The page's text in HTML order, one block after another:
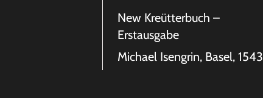
New Kreütterbuch –
Erstausgabe
Michael Isengrin, Basel, 1543